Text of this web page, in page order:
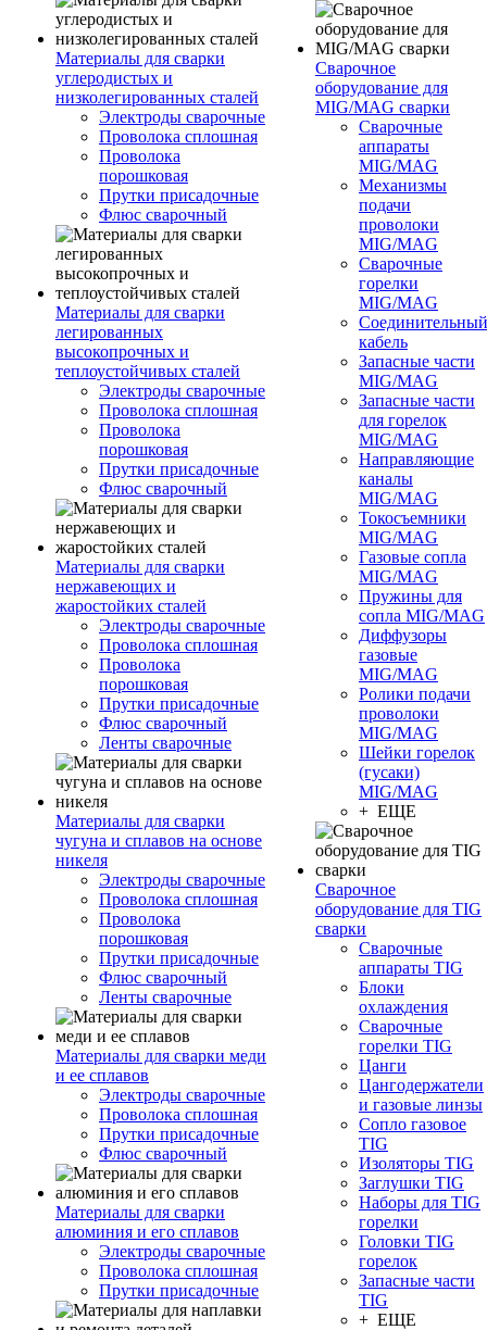
Материалы для сварки
углеродистых и
низколегированных сталей
Электроды сварочные
Проволока сплошная
Проволока
порошковая
Прутки присадочные
Флюс сварочный
Материалы для сварки
легированных
высокопрочных и
теплоустойчивых сталей
Электроды сварочные
Проволока сплошная
Проволока
порошковая
Прутки присадочные
Флюс сварочный
Материалы для сварки
нержавеющих и
жаростойких сталей
Электроды сварочные
Проволока сплошная
Проволока
порошковая
Прутки присадочные
Флюс сварочный
Ленты сварочные
Материалы для сварки
чугуна и сплавов на основе
никеля
Электроды сварочные
Проволока сплошная
Проволока
порошковая
Прутки присадочные
Флюс сварочный
Ленты сварочные
Материалы для сварки меди
и ее сплавов
Электроды сварочные
Проволока сплошная
Прутки присадочные
Флюс сварочный
Материалы для сварки
алюминия и его сплавов
Электроды сварочные
Проволока сплошная
Прутки присадочные
Сварочное
оборудование для
MIG/MAG сварки
Сварочные
аппараты
MIG/MAG
Механизмы
подачи
проволоки
MIG/MAG
Сварочные
горелки
MIG/MAG
Соединительный
кабель
Запасные части
MIG/MAG
Запасные части
для горелок
MIG/MAG
Направляющие
каналы
MIG/MAG
Токосъемники
MIG/MAG
Газовые сопла
MIG/MAG
Пружины для
сопла MIG/MAG
Диффузоры
газовые
MIG/MAG
Ролики подачи
проволоки
MIG/MAG
Шейки горелок
(гусаки)
MIG/MAG
+ ЕЩЕ
Сварочное
оборудование для TIG
сварки
Сварочные
аппараты TIG
Блоки
охлаждения
Сварочные
горелки TIG
Цанги
Цангодержатели
и газовые линзы
Сопло газовое
TIG
Изоляторы TIG
Заглушки TIG
Наборы для TIG
горелки
Головки TIG
горелок
Запасные части
TIG
+ ЕЩЕ